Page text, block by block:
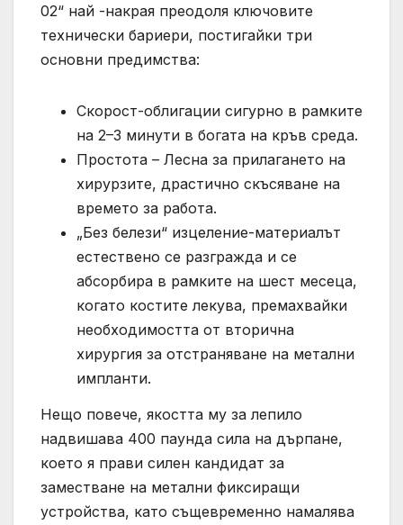
02“ най -накрая преодоля ключовите
технически бариери, постигайки три
основни предимства:
Скорост-облигации сигурно в рамките
на 2–3 минути в богата на кръв среда.
Простота – Лесна за прилагането на
хирурзите, драстично скъсяване на
времето за работа.
„Без белези“ изцеление-материалът
естествено се разгражда и се
абсорбира в рамките на шест месеца,
когато костите лекува, премахвайки
необходимостта от вторична
хирургия за отстраняване на метални
импланти.
Нещо повече, якостта му за лепило
надвишава 400 паунда сила на дърпане,
което я прави силен кандидат за
заместване на метални фиксиращи
устройства, като същевременно намалява